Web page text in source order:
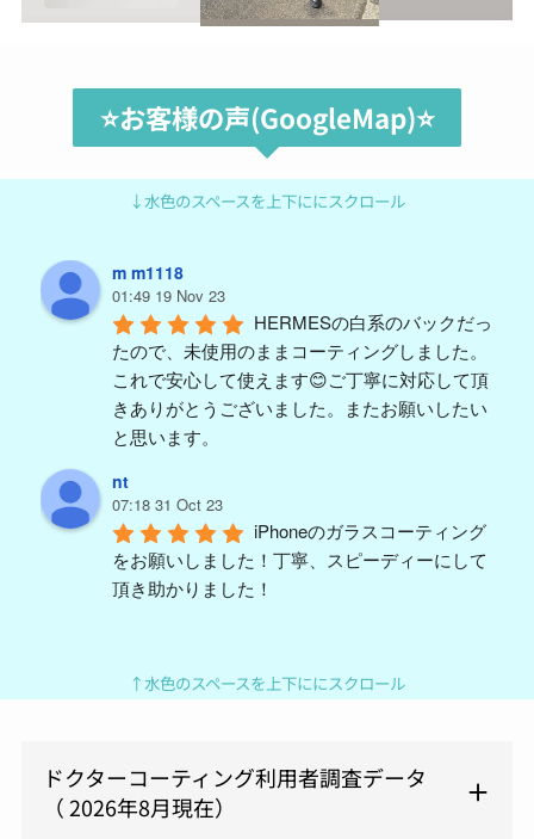
⭐️お客様の声(GoogleMap)⭐️
↓水色のスペースを上下ににスクロール
m m1118
01:49 19 Nov 23
HERMESの白系のバックだっ
たので、未使用のままコーティングしました。
これで安心して使えます😊ご丁寧に対応して頂
きありがとうございました。またお願いしたい
と思います。
nt
07:18 31 Oct 23
iPhoneのガラスコーティング
をお願いしました！丁寧、スピーディーにして
頂き助かりました！
久々PORTERバッグを買い替
ましたが1ヶ月ほど使っても全然キレイに使え
てます。予約も電話してすぐに対応頂けまし
た。また今度はスマホをやってもらおうと思い
↑水色のスペースを上下ににスクロール
ドクターコーティング利用者調査データ
（ 2026年8月現在）